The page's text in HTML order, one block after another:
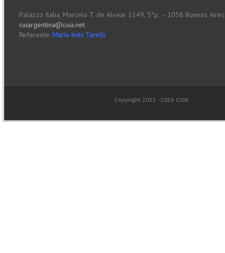
Palazzo Italia, Marcelo T. de Alvear 1149, 5°p. – 1058 Buenos Aires
cuiargentina@cuia.net
Referente: María Inés Tarelli
Copyright 2012 - 2016 CUIA